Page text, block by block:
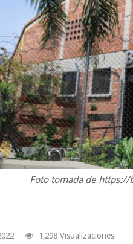
Foto tomada de
1,298 Visualizaciones